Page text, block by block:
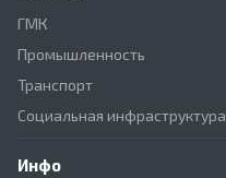
ГМК
Промышленность
Транспорт
Социальная инфраструктура
Инфо